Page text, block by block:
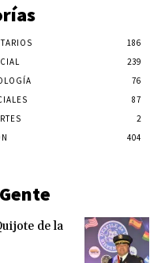
186
239
76
87
2
404
de la